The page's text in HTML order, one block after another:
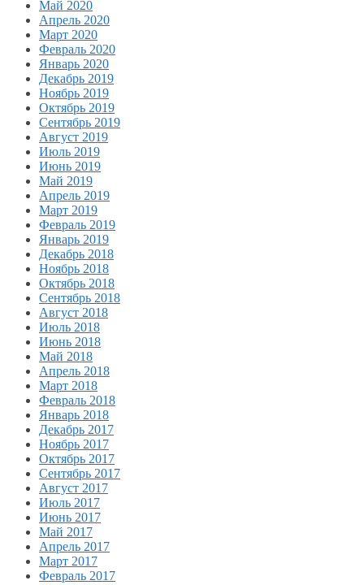
Май 2020
Апрель 2020
Март 2020
Февраль 2020
Январь 2020
Декабрь 2019
Ноябрь 2019
Октябрь 2019
Сентябрь 2019
Август 2019
Июль 2019
Июнь 2019
Май 2019
Апрель 2019
Март 2019
Февраль 2019
Январь 2019
Декабрь 2018
Ноябрь 2018
Октябрь 2018
Сентябрь 2018
Август 2018
Июль 2018
Июнь 2018
Май 2018
Апрель 2018
Март 2018
Февраль 2018
Январь 2018
Декабрь 2017
Ноябрь 2017
Октябрь 2017
Сентябрь 2017
Август 2017
Июль 2017
Июнь 2017
Май 2017
Апрель 2017
Март 2017
Февраль 2017